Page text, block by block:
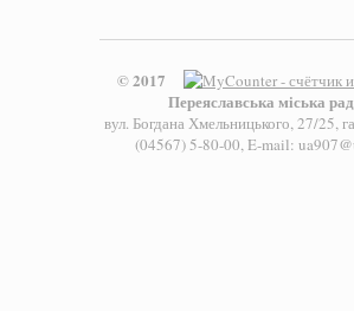
© 2017
Переяславська міська
вул. Богдана Хмельницького, 27/25,
(04567) 5-80-00, E-mail: